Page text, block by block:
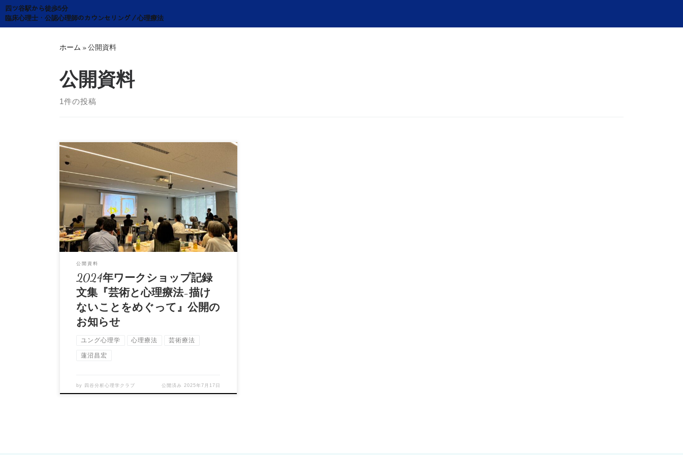
Skip
to
content
四ツ谷駅から徒歩5分
臨床心理士・公認心理師のカウンセリング／心理療法
ホーム »公開資料
公開資料
1件の投稿
2024年夏季セミナーでは、「描けないという状態
はどういうものか」ということを考えるために、
アーティ […]
公開資料
2024年ワークショップ記録
文集『芸術と心理療法−描け
ないことをめぐって』公開の
お知らせ
ユング心理学 心理療法 芸術療法
蓮沼昌宏
by 四谷分析心理学クラブ 公開済み 2025年7月17日